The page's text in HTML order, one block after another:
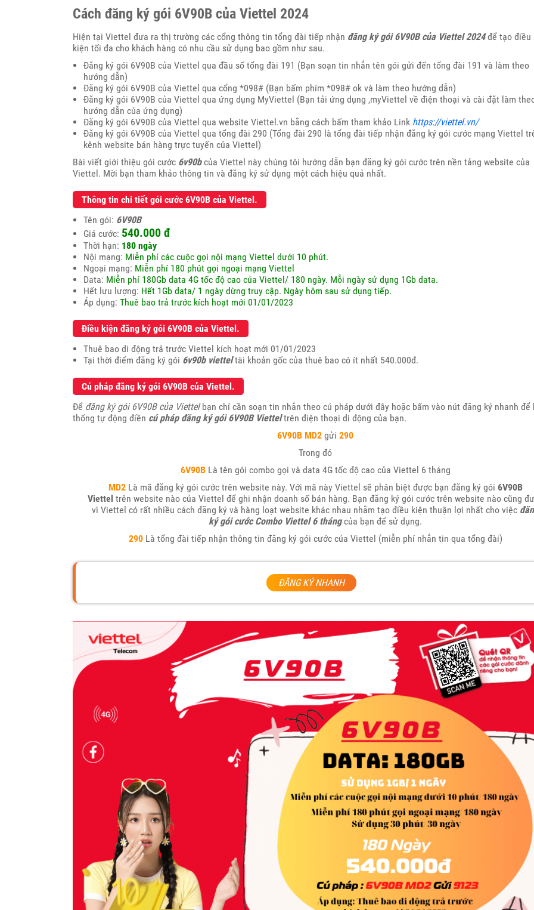
Cách đăng ký gói 6V90B của Viettel 2024
Hiện tại Viettel đưa ra thị trường các cổng thông tin tổng đài tiếp nhận đăng ký gói 6V90B của Viettel 2024để tạo điều
kiện tối đa cho khách hàng có nhu cầu sử dụng bao gồm như sau.
Đăng ký gói 6V90B của Viettel qua đầu số tổng đài 191 (Bạn soạn tin nhắn tên gói gửi đến tổng đài 191 và làm theo
hướng dẫn)
Đăng ký gói 6V90B của Viettel qua cổng *098# (Bạn bấm phím *098# ok và làm theo hướng dẫn)
Đăng ký gói 6V90B của Viettel qua ứng dụng MyViettel (Bạn tải ứng dụng ,myViettel về điện thoại và cài đặt làm
hướng dẫn của ứng dụng)
Đăng ký gói 6V90B của Viettel qua website Viettel.vn bằng cách bấm tham khảo Link https://viettel.vn/
Đăng ký gói 6V90B của Viettel qua tổng đài 290 (Tổng đài 290 là tổng đài tiếp nhận đăng ký gói cước mạng Viettel
kênh website bán hàng trực tuyến của Viettel)
Bài viết giới thiệu gói cước 6v90bcủa Viettel này chúng tôi hướng dẫn bạn đăng ký gói cước trên nền tảng website của
Viettel. Mời bạn tham khảo thông tin và đăng ký sử dụng một cách hiệu quả nhất.
Thông tin chi tiết gói cước 6V90B của Viettel.
Tên gói: 6V90B
Giá cước: 540.000 đ
Thời hạn: 180 ngày
Nội mạng: Miễn phí các cuộc gọi nội mạng Viettel dưới 10 phút.
Ngoại mạng: Miễn phí 180 phút gọi ngoại mạng Viettel
Data: Miễn phí 180Gb data 4G tốc độ cao của Viettel/ 180 ngày. Mỗi ngày sử dụng 1Gb data.
Hết lưu lượng: Hết 1Gb data/ 1 ngày dừng truy cập. Ngày hôm sau sử dụng tiếp.
Áp dụng: Thuê bao trả trước kích hoạt mới 01/01/2023
Điều kiện đăng ký gói 6V90B của Viettel.
Thuê bao di động trả trước Viettel kích hoạt mới 01/01/2023
Tại thời điểm đăng ký gói 6v90b vietteltài khoản gốc của thuê bao có ít nhất 540.000đ.
Cú pháp đăng ký gói 6V90B của Viettel.
Để đăng ký gói 6V90B của Viettelbạn chỉ cần soạn tin nhắn theo cú pháp dưới đây hoặc bấm vào nút đăng ký nhanh để
thống tự động điền cú pháp đăng ký gói 6V90B Vietteltrên điện thoại di động của bạn.
6V90B MD2 gửi 290
Trong đó
6V90BLà tên gói combo gọi và data 4G tốc độ cao của Viettel 6 tháng
MD2 Là mã đăng ký gói cước trên website này. Với mã này Viettel sẽ phân biệt được bạn đăng ký gói 6V90B
Viettel trên website nào của Viettel để ghi nhận doanh số bán hàng. Bạn đăng ký gói cước trên website nào cũng
vì Viettel có rất nhiều cách đăng ký và hàng loạt website khác nhau nhằm tạo điều kiện thuận lợi nhất cho việc
ký gói cước Combo Viettel 6 thángcủa bạn để sử dụng.
290Là tổng đài tiếp nhận thông tin đăng ký gói cước của Viettel (miễn phí nhắn tin qua tổng đài)
ĐĂNG KÝ NHANH